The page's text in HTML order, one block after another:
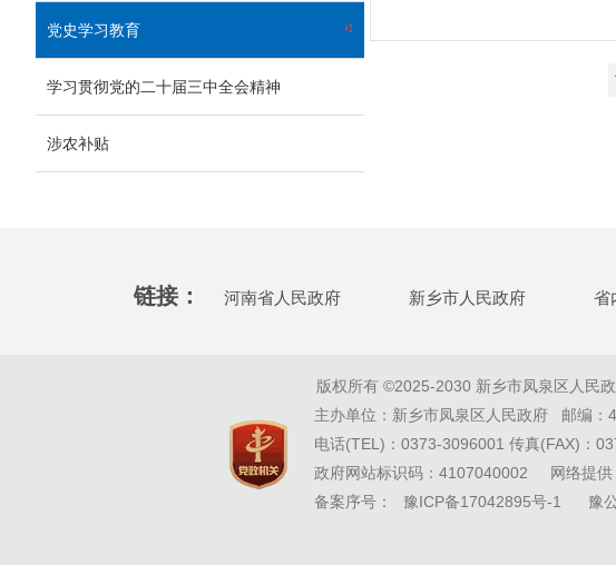
党史学习教育
学习贯彻党的二十届三中全会精神
涉农补贴
链接： 河南省人民政府 新乡市人民政府 省
版权所有 ©2025-2030 新乡市凤泉区人民
主办单位：新乡市凤泉区人民政府 邮编：
电话(TEL)：0373-3096001 传真(FAX)：
政府网站标识码：4107040002 网络提供
备案序号：
豫ICP备17042895号-1 豫